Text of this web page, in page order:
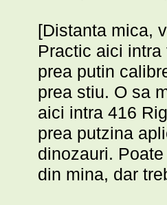
[Distanta mica,
Practic aici
prea putin
prea stiu. O sa
aici intra 416
prea putzina
dinozauri.
din mina, dar